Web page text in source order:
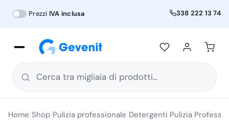
Prezzi IVA inclusa 338 222 13 74
Cerca tra migliaia di prodotti...
Home Shop Pulizia professionale Detergenti Pulizia